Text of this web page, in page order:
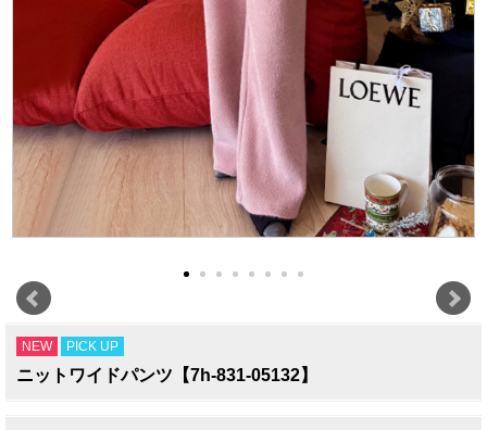
NEW PICK UP
ニットワイドパンツ【7h-831-05132】